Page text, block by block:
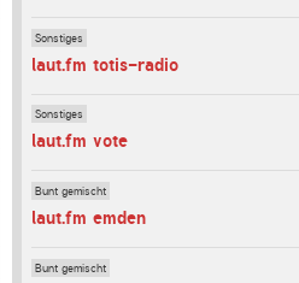
Sonstiges
laut.fm totis-radio
Sonstiges
laut.fm vote
Bunt gemischt
laut.fm emden
Bunt gemischt